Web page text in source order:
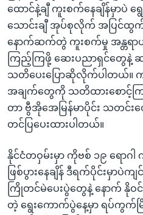
ကျော်
ရန်
ထောင်နဲ့ချီ ကူးစက်နေချိန်မှာပဲ
သောင်းချီ အုပ်စုလိုက် အပြင်ထွက်
နောက်ဆက်တွဲ ကူးစက်မှု အန္တရ
ကြည့်ကြဖို့ ဆေးပညာရှင်တွေ
သတိပေးပြောဆိုလိုက်ပါတယ်။
အချက်တွေကို သတိထားစော
တာ ဗွီအိုအေမြန်မာပိုင်း သတင်
တင်ပြပေးထားပါတယ်။
နိုင်ငံတဝှမ်းမှာ ကိုဗစ် ၁၉ ရော
ဖြစ်ပွားနေချိန် ဒီရက်ပိုင်းမှာ
ကြိုတင်မဲပေးပွဲတွေနဲ့ နောက် နို
တဲ့ ရွေးကောက်ပွဲနေ့မှာ ရပ်ကွက်